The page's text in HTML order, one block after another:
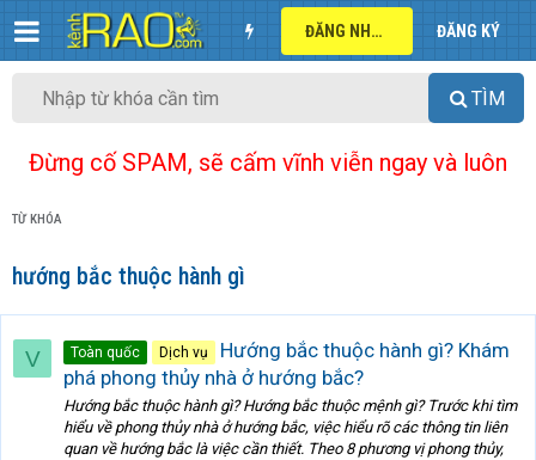
ĐĂNG NHẬP ĐĂNG KÝ
TÌM
Đừng cố SPAM, sẽ cấm vĩnh viễn ngay và luôn
TỪ KHÓA
hướng bắc thuộc hành gì
V Toàn quốc Dịch vụ
Hướng bắc thuộc hành gì? Khám
phá phong thủy nhà ở hướng bắc?
Hướng bắc thuộc hành gì? Hướng bắc thuộc mệnh gì? Trước khi tìm
hiểu về phong thủy nhà ở hướng bắc, việc hiểu rõ các thông tin liên
quan về hướng bắc là việc cần thiết. Theo 8 phương vị phong thủy,